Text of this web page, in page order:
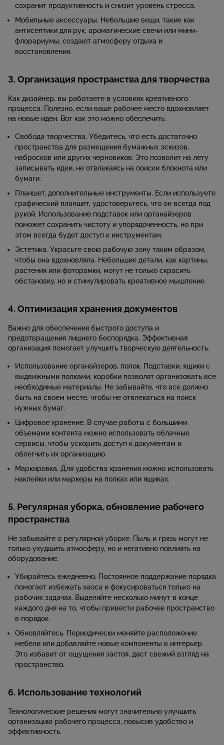
сохранит продуктивность и снизит уровень стресса.
Мобильные аксессуары. Небольшие вещи, такие как
антисептики для рук, ароматические свечи или мини-
флорариумы, создают атмосферу отдыха и
восстановления.
3. Организация пространства для творчества
Как дизайнер, вы работаете в условиях креативного
процесса. Полезно, если ваше рабочее место вдохновляет
на новые идеи. Вот как это можно обеспечить:
Свобода творчества. Убедитесь, что есть достаточно
пространства для размещения бумажных эскизов,
набросков или других черновиков. Это позволит на лету
записывать идеи, не отвлекаясь на поиски блокнота или
бумаги.
Планшет, дополнительные инструменты. Если используете
графический планшет, удостоверьтесь, что он всегда под
рукой. Использование подставок или органайзеров
поможет сохранить чистоту и упорядоченность, но при
этом всегда будет доступ к инструментам.
Эстетика. Украсьте свою рабочую зону таким образом,
чтобы она вдохновляла. Небольшие детали, как картины,
растения или фоторамки, могут не только скрасить
обстановку, но и стимулировать креативное мышление.
4. Оптимизация хранения документов
Важно для обеспечения быстрого доступа и
предотвращения лишнего беспорядка. Эффективная
организация помогает улучшить творческую деятельность.
Использование органайзеров, полок. Подставки, ящики с
выдвижными полками, коробки позволят организовать все
необходимые материалы. Не забывайте, что все должно
быть на своем месте, чтобы не отвлекаться на поиск
нужных бумаг.
Цифровое хранение. В случае работы с большими
объемами контента можно использовать облачные
сервисы, чтобы ускорить доступ к документам и
облегчить их организацию.
Маркировка. Для удобства хранения можно использовать
наклейки или маркеры на полках или ящиках.
5. Регулярная уборка, обновление рабочего
пространства
Не забывайте о регулярной уборке. Пыль и грязь могут не
только ухудшить атмосферу, но и негативно повлиять на
оборудование.
Убирайтесь ежедневно. Постоянное поддержание порядка
помогает избежать хаоса и фокусироваться только на
рабочих задачах. Выделяйте несколько минут в конце
каждого дня на то, чтобы привести рабочее пространство
в порядок.
Обновляйтесь. Периодически меняйте расположение
мебели или добавляйте новые компоненты в интерьер.
Это избавит от ощущения застоя, даст свежий взгляд на
пространство.
6. Использование технологий
Технологические решения могут значительно улучшить
организацию рабочего процесса, повысив удобство и
эффективность.